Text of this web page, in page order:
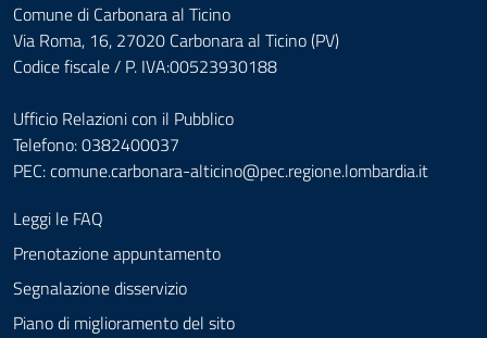
Comune di Carbonara al Ticino
Via Roma, 16, 27020 Carbonara al Ticino (PV)
Codice fiscale / P. IVA:00523930188
Ufficio Relazioni con il Pubblico
Telefono: 0382400037
PEC:comune.carbonara-alticino@pec.regione.lombardia.it
Leggi le FAQ
Prenotazione appuntamento
Segnalazione disservizio
Piano di miglioramento del sito